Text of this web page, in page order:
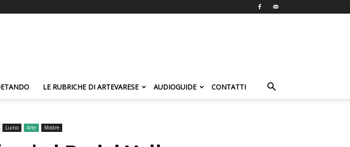
LE RUBRICHE DI ARTEVARESE AUDIOGUIDE CONTATTI
Luino Arte Mostre